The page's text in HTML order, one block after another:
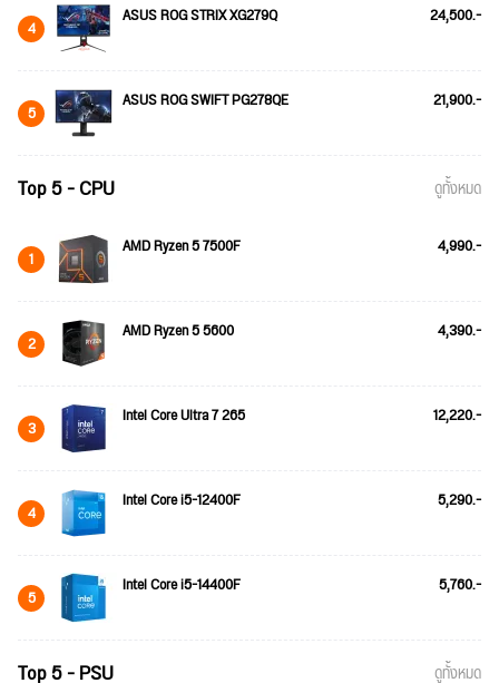
4 ASUS ROG STRIX XG279Q 24,500.-
5 ASUS ROG SWIFT PG278QE 21,900.-
Top 5 - CPU ดูทั้งหมด
1 AMD Ryzen 5 7500F 4,990.-
2 AMD Ryzen 5 5600 4,390.-
3 Intel Core Ultra 7 265 12,220.-
4 Intel Core i5-12400F 5,290.-
5 Intel Core i5-14400F 5,760.-
Top 5 - PSU ดูทั้งหมด